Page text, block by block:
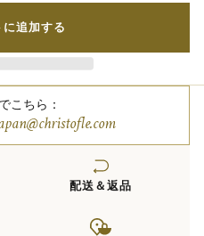
に追加する
こちら：
配送＆返品